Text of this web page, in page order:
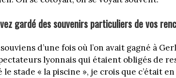
gardé des souvenirs particuliers de vos
d’une fois où l’on avait gagné à
lyonnais qui étaient obligés de
le stade « la piscine », je crois que c’était